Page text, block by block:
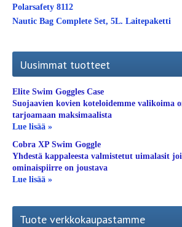
Polarsafety 8112
Nautic Bag Complete Set, 5L. Laitepaketti
Uusimmat tuotteet
Elite Swim Goggles Case
Suojaavien kovien koteloidemme valikoima
tarjoamaan maksimaalista
Lue lisää »
Cobra XP Swim Goggle
Yhdestä kappaleesta valmistetut uimalasit
ominaispiirre on joustava
Lue lisää »
Tuote verkkokaupastamme